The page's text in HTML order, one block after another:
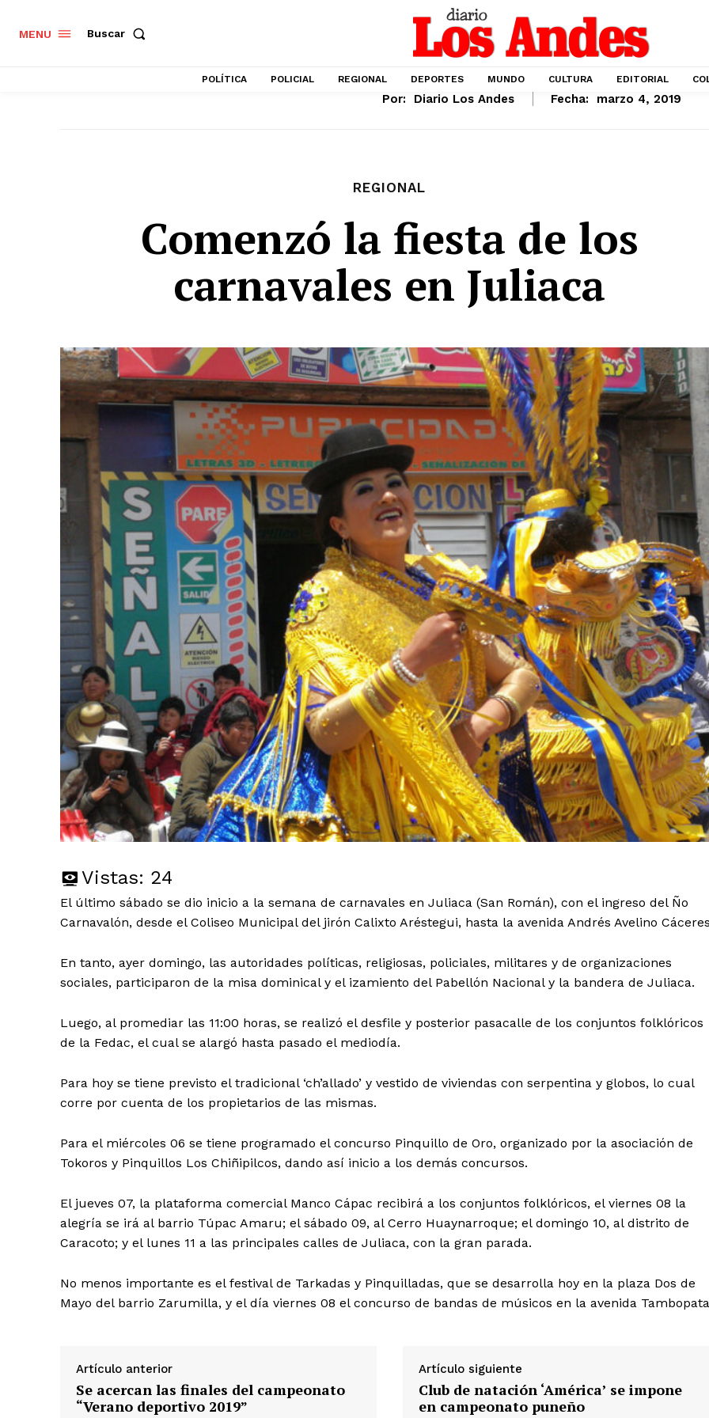
Diario los Andes
Nosotros
MENU Buscar
POLÍTICA POLICIAL REGIONAL DEPORTES MUNDO CULTURA EDITORIAL
Por: Diario Los Andes Fecha: marzo 4, 2019
REGIONAL
Comenzó la fiesta de los
carnavales en Juliaca
Vistas: 24
El último sábado se dio inicio a la semana de carnavales en Juliaca (San Román), con el ingreso del Ño
Carnavalón, desde el Coliseo Municipal del jirón Calixto Aréstegui, hasta la avenida Andrés Avelino
En tanto, ayer domingo, las autoridades políticas, religiosas, policiales, militares y de organizaciones
sociales, participaron de la misa dominical y el izamiento del Pabellón Nacional y la bandera de Juliaca.
Luego, al promediar las 11:00 horas, se realizó el desfile y posterior pasacalle de los conjuntos folklóricos
de la Fedac, el cual se alargó hasta pasado el mediodía.
Para hoy se tiene previsto el tradicional ‘ch’allado’ y vestido de viviendas con serpentina y globos, lo cual
corre por cuenta de los propietarios de las mismas.
Para el miércoles 06 se tiene programado el concurso Pinquillo de Oro, organizado por la asociación de
Tokoros y Pinquillos Los Chiñipilcos, dando así inicio a los demás concursos.
El jueves 07, la plataforma comercial Manco Cápac recibirá a los conjuntos folklóricos, el viernes 08 la
alegría se irá al barrio Túpac Amaru; el sábado 09, al Cerro Huaynarroque; el domingo 10, al distrito de
Caracoto; y el lunes 11 a las principales calles de Juliaca, con la gran parada.
No menos importante es el festival de Tarkadas y Pinquilladas, que se desarrolla hoy en la plaza Dos de
Mayo del barrio Zarumilla, y el día viernes 08 el concurso de bandas de músicos en la avenida
Artículo anterior
Se acercan las finales del campeonato
“Verano deportivo 2019”
Artículo siguiente
Club de natación ‘América’ se impone
en campeonato puneño